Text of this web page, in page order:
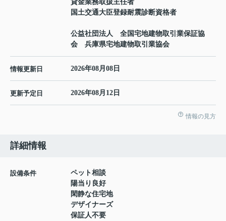
貸金業務取扱主任者
国土交通大臣登録耐震診断資格者
公益社団法人 全国宅地建物取引業保証協
会 兵庫県宅地建物取引業協会
情報更新日 2026年08月08日
更新予定日 2026年08月12日
情報の見方
詳細情報
設備条件
ペット相談
陽当り良好
閑静な住宅地
デザイナーズ
保証人不要